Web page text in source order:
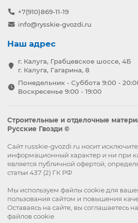
+7(910)869-11-19
info@rysskie-gvozdi.ru
Наш адрес
г. Калуга, Грабцевское шоссе, 4Б
г. Калуга, Гагарина, 8
Понедельник - Суббота 9:00 -
Воскресенье 9:00 - 19:00
Строительные и отделочные
Русские Гвозди ©
Сайт russkie-gvozdi.ru носит
информационный характер и ни при
является публичной офертой,
статьи 437 (2) ГК РФ
Мы используем файлы cookie для
пользования сайтом и повышения
Оставаясь на сайте, вы соглашаетесь
файлов cookie